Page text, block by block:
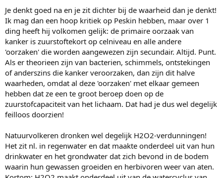
Je denkt goed na en je zit dichter bij de waarheid dan je denkt!
Ik mag dan een hoop kritiek op Peskin hebben, maar over 1
ding heeft hij volkomen gelijk: de primaire oorzaak van
kanker is zuurstoftekort op celniveau en alle andere
'oorzaken' die worden aangewezen zijn secundair. Altijd. Punt.
Als er theorieen zijn van bacterien, schimmels, ontstekingen
of anderszins die kanker veroorzaken, dan zijn dit halve
waarheden, omdat al deze 'oorzaken' met elkaar gemeen
hebben dat ze een te groot beroep doen op de
zuurstofcapaciteit van het lichaam. Dat had je dus wel degelijk
feilloos doorzien!
Natuurvolkeren dronken wel degelijk H2O2-verdunningen!
Het zit nl. in regenwater en dat maakte onderdeel uit van hun
drinkwater en het grondwater dat zich bevond in de bodem
waarin hun gewassen groeiden en herbivoren weer van aten.